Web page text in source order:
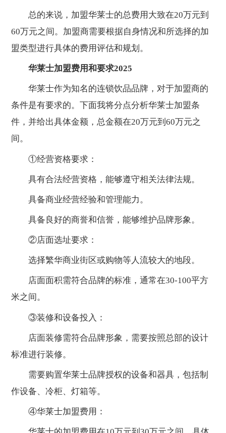
总的来说，加盟华莱士的总费用大致在20万元到
60万元之间。加盟商需要根据自身情况和所选择的加
盟类型进行具体的费用评估和规划。
华莱士加盟费用和要求2025
华莱士作为知名的连锁饮品品牌，对于加盟商的
条件是有要求的。下面我将分点分析华莱士加盟条
件，并给出具体金额，总金额在20万元到60万元之
间。
①经营资格要求：
具有合法经营资格，能够遵守相关法律法规。
具备商业经营经验和管理能力。
具备良好的商誉和信誉，能够维护品牌形象。
②店面选址要求：
选择繁华商业街区或购物等人流较大的地段。
店面面积需符合品牌的标准，通常在30-100平方
米之间。
③装修和设备投入：
店面装修需符合品牌形象，需要按照总部的设计
标准进行装修。
需要购置华莱士品牌授权的设备和器具，包括制
作设备、冷柜、灯箱等。
④华莱士加盟费用：